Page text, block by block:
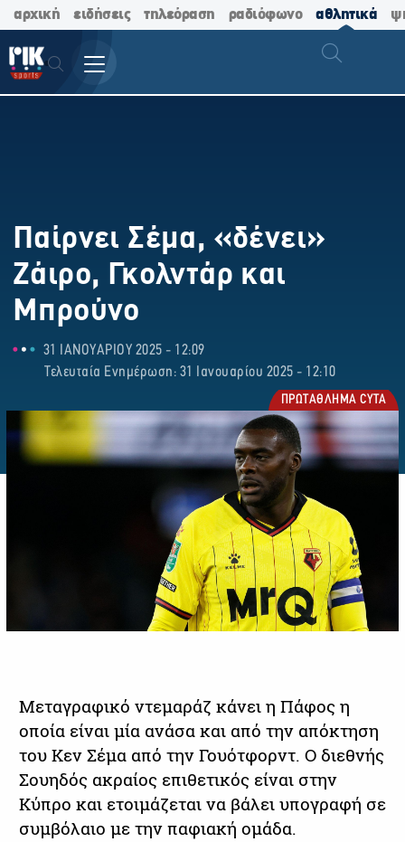
αρχική ειδήσεις τηλεόραση ραδιόφωνο αθλητικά
Παίρνει Σέμα, «δένει»
Ζάιρο, Γκολντάρ και
Μπρούνο
31 ΙΑΝΟΥΑΡΙΟΥ 2025 - 12:09
Τελευταία Ενημέρωση: 31 Ιανουαρίου 2025 - 12:10
ΠΡΩΤΑΘΛΗΜΑ CYTA
Μεταγραφικό ντεμαράζ κάνει η Πάφος η
οποία είναι μία ανάσα και από την απόκτηση
του Κεν Σέμα από την Γουότφορντ. Ο διεθνής
Σουηδός ακραίος επιθετικός είναι στην
Κύπρο και ετοιμάζεται να βάλει υπογραφή σε
συμβόλαιο με την παφιακή ομάδα.